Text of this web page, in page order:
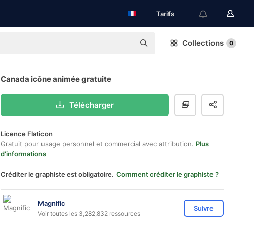
Tarifs
Collections 0
Canada icône animée gratuite
Télécharger
Licence Flaticon
Gratuit pour usage personnel et commercial avec attribution. Plus
d'informations
Créditer le graphiste est obligatoire. Comment créditer le graphiste ?
Magnific
Voir toutes les 3,282,832 ressources
Suivre